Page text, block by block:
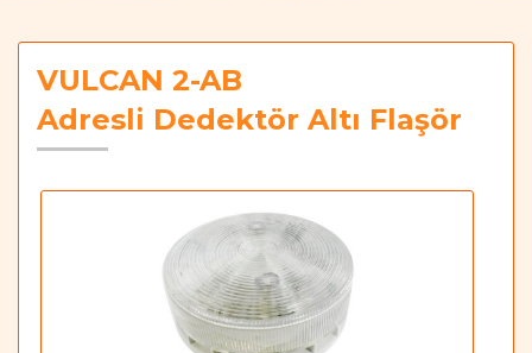
VULCAN 2-AB
Adresli Dedektör Altı Flaşör